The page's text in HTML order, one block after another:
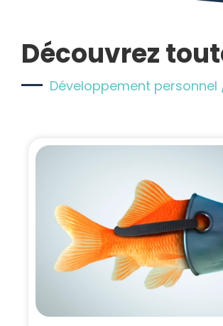
Découvrez
Développement